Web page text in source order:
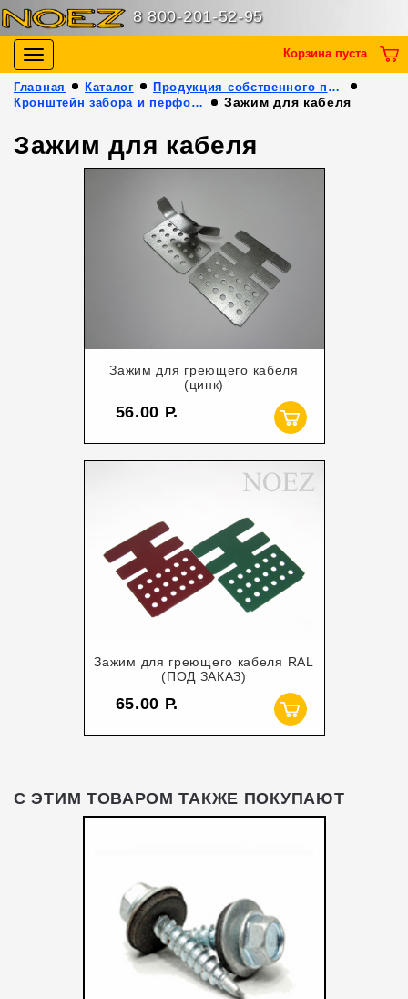
8 800-201-52-95
Toggle
navigation
Корзина пуста
Главная Каталог
Продукция собственного производства
Кронштейн забора и перфорация
Зажим для кабеля
Зажим для кабеля
Зажим для греющего кабеля
(цинк)
56.00
Зажим для греющего кабеля RAL
(ПОД ЗАКАЗ)
65.00
С ЭТИМ ТОВАРОМ ТАКЖЕ ПОКУПАЮТ